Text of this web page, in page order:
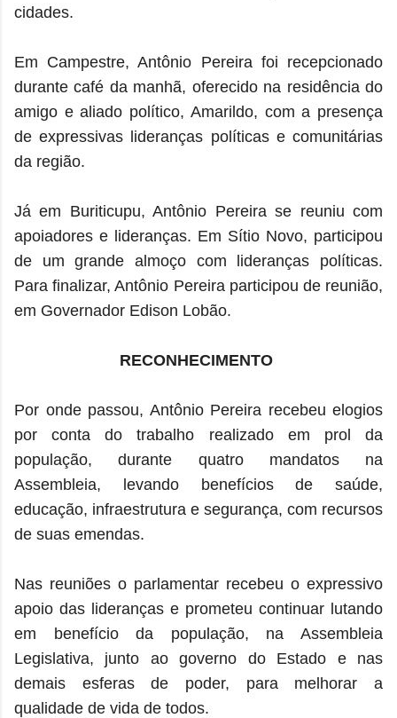
cidades.
Em Campestre, Antônio Pereira foi recepcionado
durante café da manhã, oferecido na residência do
amigo e aliado político, Amarildo, com a presença
de expressivas lideranças políticas e comunitárias
da região.
Já em Buriticupu, Antônio Pereira se reuniu com
apoiadores e lideranças. Em Sítio Novo, participou
de um grande almoço com lideranças políticas.
Para finalizar, Antônio Pereira participou de reunião,
em Governador Edison Lobão.
RECONHECIMENTO
Por onde passou, Antônio Pereira recebeu elogios
por conta do trabalho realizado em prol da
população, durante quatro mandatos na
Assembleia, levando benefícios de saúde,
educação, infraestrutura e segurança, com recursos
de suas emendas.
Nas reuniões o parlamentar recebeu o expressivo
apoio das lideranças e prometeu continuar lutando
em benefício da população, na Assembleia
Legislativa, junto ao governo do Estado e nas
demais esferas de poder, para melhorar a
qualidade de vida de todos.